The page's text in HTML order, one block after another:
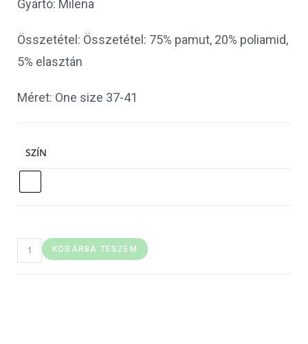
Gyártó: Milena
Összetétel: Összetétel: 75% pamut, 20% poliamid,
5% elasztán
Méret: One size 37-41
SZÍN
KOSÁRBA TESZEM